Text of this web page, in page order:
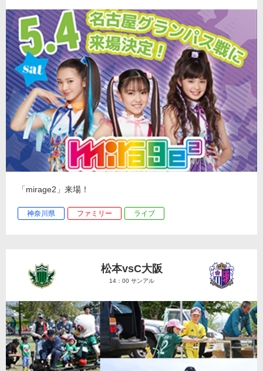
「mirage2」来場！
神奈川県 ファミリー ライブ
松本vsC大阪
14：00 サンアル